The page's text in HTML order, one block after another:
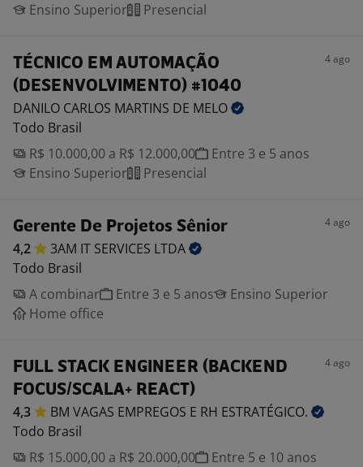
Ensino Superior
Presencial
TÉCNICO EM AUTOMAÇÃO
(DESENVOLVIMENTO) #1040
4 ago
DANILO CARLOS MARTINS DE MELO
Todo Brasil
R$ 10.000,00 a R$ 12.000,00
Entre 3 e 5 anos
Ensino Superior
Presencial
Gerente De Projetos Sênior 4 ago
4,2 3AM IT SERVICES LTDA
Todo Brasil
A combinar
Entre 3 e 5 anos
Ensino Superior
Home office
FULL STACK ENGINEER (BACKEND
FOCUS/SCALA+ REACT)
4 ago
4,3 BM VAGAS EMPREGOS E RH ESTRATÉGICO.
Todo Brasil
R$ 15.000,00 a R$ 20.000,00
Entre 5 e 10 anos